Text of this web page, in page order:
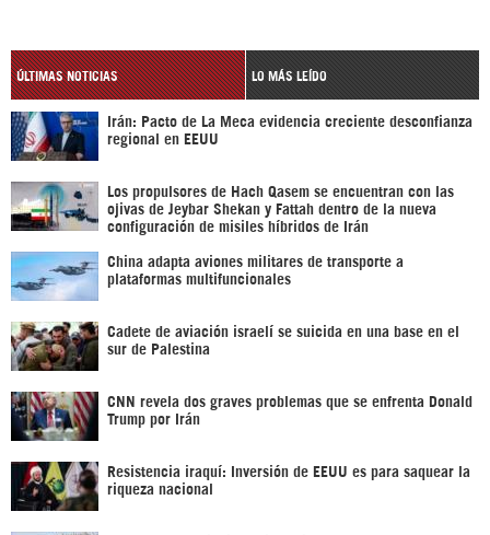
ÚLTIMAS NOTICIAS LO MÁS LEÍDO
Irán: Pacto de La Meca evidencia creciente desconfianza
regional en EEUU
Los propulsores de Hach Qasem se encuentran con las
ojivas de Jeybar Shekan y Fattah dentro de la nueva
configuración de misiles híbridos de Irán
China adapta aviones militares de transporte a
plataformas multifuncionales
Cadete de aviación israelí se suicida en una base en el
sur de Palestina
CNN revela dos graves problemas que se enfrenta Donald
Trump por Irán
Resistencia iraquí: Inversión de EEUU es para saquear la
riqueza nacional